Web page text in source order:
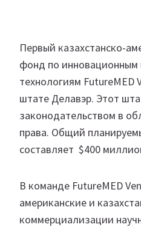
Первый казахстанско-
фонд по
технологиям FutureMED
штате Делавэр. Этот
законодательством в
права. Общий
составляет $400
В команде FutureMED
американские и
коммерциализации